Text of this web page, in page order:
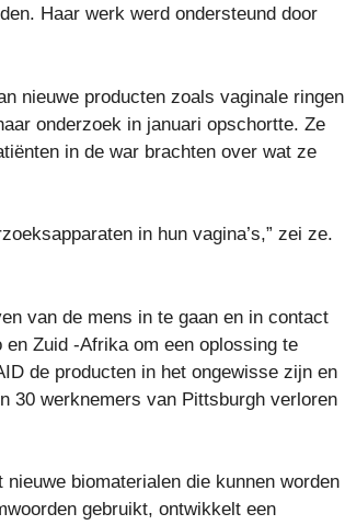
Haar werk werd ondersteund door
nieuwe producten zoals vaginale ringen
onderzoek in januari opschortte. Ze
in de war brachten over wat ze
in hun vagina’s,” zei ze.
van de mens in te gaan en in contact
Zuid -Afrika om een ​​oplossing te
de producten in het ongewisse zijn en
30 werknemers van Pittsburgh verloren
biomaterialen die kunnen worden
gebruikt, ontwikkelt een